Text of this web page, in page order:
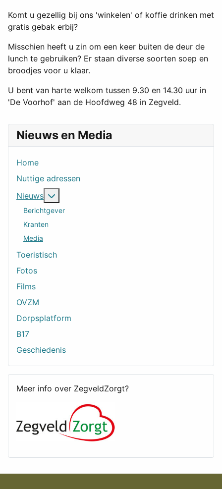
Nieuws en Media
Home
Nuttige adressen
Nieuws
Berichtgever
Kranten
Media
Toeristisch
Fotos
Films
OVZM
Dorpsplatform
B17
Geschiedenis
Meer info over ZegveldZorgt?
Komt u gezellig bij ons 'winkelen' of koffie drinken met
gratis gebak erbij?
Misschien heeft u zin om een keer buiten de deur de
lunch te gebruiken? Er staan diverse soorten soep en
broodjes voor u klaar.
U bent van harte welkom tussen 9.30 en 14.30 uur in
'De Voorhof' aan de Hoofdweg 48 in Zegveld.